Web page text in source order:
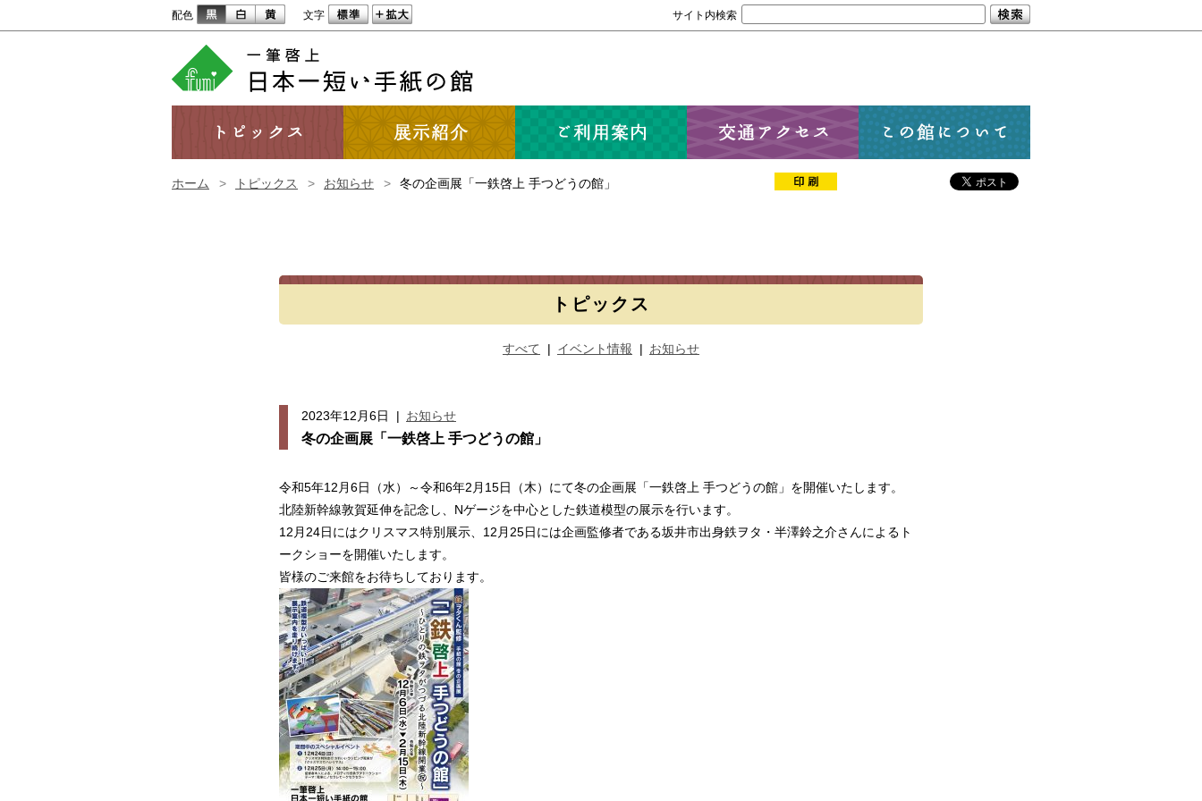
配色 文字 サイト内検索
ホーム > トピックス > お知らせ > 冬の企画展「一鉄啓上 手つどうの館」
トピックス
すべて | イベント情報 | お知らせ
2023年12月6日 | お知らせ
冬の企画展「一鉄啓上 手つどうの館」
令和5年12月6日（水）～令和6年2月15日（木）にて冬の企画展「一鉄啓上 手つどうの館」を開催いたします。
北陸新幹線敦賀延伸を記念し、Nゲージを中心とした鉄道模型の展示を行います。
12月24日にはクリスマス特別展示、12月25日には企画監修者である坂井市出身鉄ヲタ・半澤鈴之介さんによるト
ークショーを開催いたします。
皆様のご来館をお待ちしております。